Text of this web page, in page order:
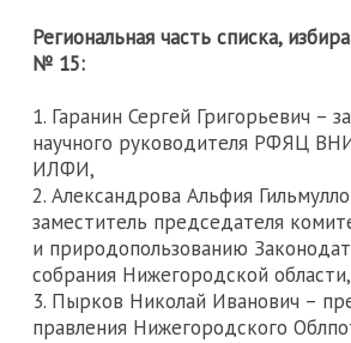
Региональная часть списка,
№ 15:
1. Гаранин Сергей Григорьевич –
научного руководителя РФЯЦ
ИЛФИ,
2. Александрова Альфия
заместитель председателя
и природопользованию
собрания Нижегородской области,
3. Пырков Николай Иванович –
правления Нижегородского